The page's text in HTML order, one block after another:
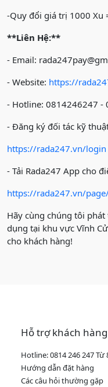
-Quy đổi giá trị 1000 Xu
**Liên Hệ:**
- Email:
- Website: https://
- Hotline: 0814246247 -
- Đăng ký đối tác kỹ
https://rada247.vn/login
- Tải Rada247 App cho
https://rada247.vn/
Hãy cùng chúng tôi
dụng tại khu vực Vĩnh
cho khách hàng!
Hỗ trợ khách hàng
Hotline: 0814 246 247 Từ
Hướng dẫn đặt hàng
Các câu hỏi thường gặp